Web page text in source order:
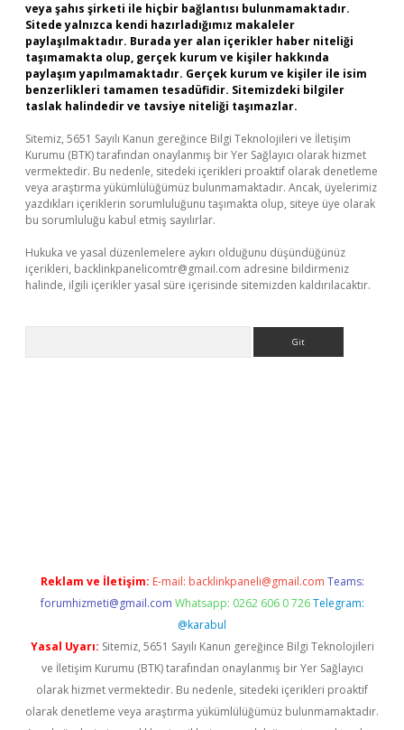
veya şahıs şirketi ile hiçbir bağlantısı bulunmamaktadır.
Sitede yalnızca kendi hazırladığımız makaleler
paylaşılmaktadır. Burada yer alan içerikler haber niteliği
taşımamakta olup, gerçek kurum ve kişiler hakkında
paylaşım yapılmamaktadır. Gerçek kurum ve kişiler ile isim
benzerlikleri tamamen tesadüfidir. Sitemizdeki bilgiler
taslak halindedir ve tavsiye niteliği taşımazlar.
Sitemiz, 5651 Sayılı Kanun gereğince Bilgi Teknolojileri ve İletişim
Kurumu (BTK) tarafından onaylanmış bir Yer Sağlayıcı olarak hizmet
vermektedir. Bu nedenle, sitedeki içerikleri proaktif olarak denetleme
veya araştırma yükümlülüğümüz bulunmamaktadır. Ancak, üyelerimiz
yazdıkları içeriklerin sorumluluğunu taşımakta olup, siteye üye olarak
bu sorumluluğu kabul etmiş sayılırlar.
Hukuka ve yasal düzenlemelere aykırı olduğunu düşündüğünüz
içerikleri, backlinkpanelicomtr@gmail.com adresine bildirmeniz
halinde, ilgili içerikler yasal süre içerisinde sitemizden kaldırılacaktır.
Reklam ve İletişim: E-mail: backlinkpaneli@gmail.com Teams:
forumhizmeti@gmail.com Whatsapp: 0262 606 0 726 Telegram:
@karabul
Yasal Uyarı: Sitemiz, 5651 Sayılı Kanun gereğince Bilgi Teknolojileri
ve İletişim Kurumu (BTK) tarafından onaylanmış bir Yer Sağlayıcı
olarak hizmet vermektedir. Bu nedenle, sitedeki içerikleri proaktif
olarak denetleme veya araştırma yükümlülüğümüz bulunmamaktadır.